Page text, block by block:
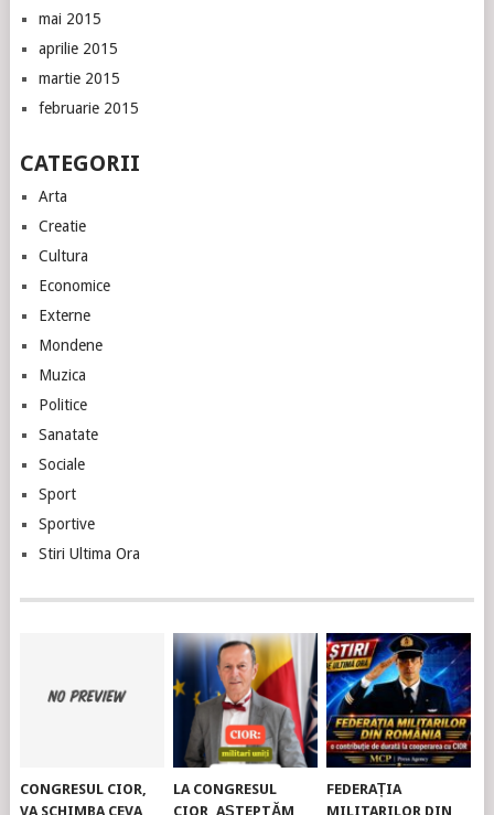
mai 2015
aprilie 2015
martie 2015
februarie 2015
CATEGORII
Arta
Creatie
Cultura
Economice
Externe
Mondene
Muzica
Politice
Sanatate
Sociale
Sport
Sportive
Stiri Ultima Ora
CONGRESUL CIOR,
VA SCHIMBA CEVA
LA CONGRESUL
CIOR, AȘTEPTĂM
FEDERAȚIA
MILITARILOR DIN